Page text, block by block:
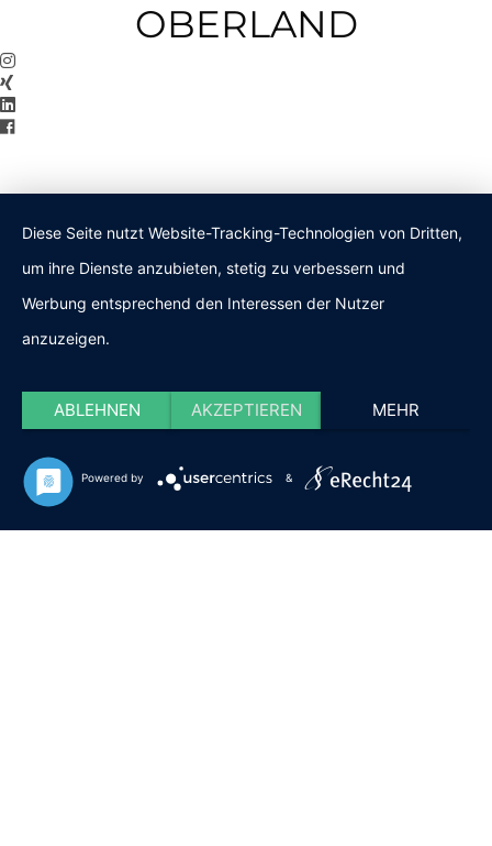
OBERLAND
Diese Seite nutzt Website-Tracking-Technologien von Dritten,
um ihre Dienste anzubieten, stetig zu verbessern und
Werbung entsprechend den Interessen der Nutzer
anzuzeigen.
ABLEHNEN AKZEPTIEREN MEHR
Powered by &